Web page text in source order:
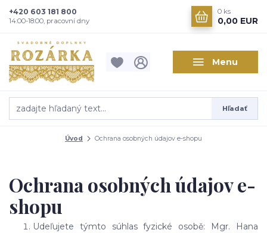
Menu
Hľadať
+420 603 181 800
14:00-18:00, pracovní dny
0 ks
0,00 EUR
Úvod Ochrana osobných údajov e-shopu
Ochrana osobných údajov e-
shopu
Udeľujete týmto súhlas fyzické osobě: Mgr. Hana